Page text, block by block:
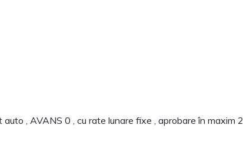
, AVANS 0 , cu rate lunare fixe , aprobare în maxim 2